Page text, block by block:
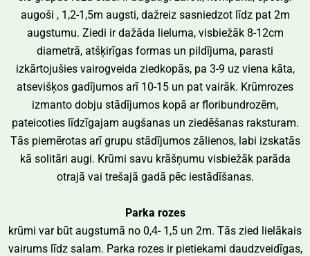
augoši , 1,2-1,5m augsti, dažreiz sasniedzot līdz pat 2m
augstumu. Ziedi ir dažāda lieluma, visbiežāk 8-12cm
diametrā, atšķirīgas formas un pildījuma, parasti
izkārtojušies vairogveida ziedkopās, pa 3-9 uz viena kāta,
atsevišķos gadījumos arī 10-15 un pat vairāk. Krūmrozes
izmanto dobju stādījumos kopā ar floribundrozēm,
pateicoties līdzīgajam augšanas un ziedēšanas raksturam.
Tās piemērotas arī grupu stādījumos zālienos, labi izskatās
kā solitāri augi. Krūmi savu krāšņumu visbiežāk parāda
otrajā vai trešajā gadā pēc iestādīšanas.
Parka rozes
krūmi var būt augstumā no 0,4- 1,5 un 2m. Tās zied lielākais
vairums līdz salam. Parka rozes ir pietiekami daudzveidīgas,